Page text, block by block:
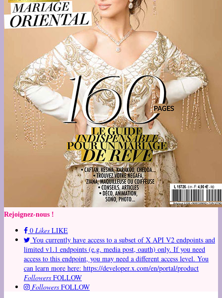
Rejoignez-nous !
0 Likes LIKE
You currently have access to a subset of X API V2 endpoints and
limited v1.1 endpoints (e.g. media post, oauth) only. If you need
access to this endpoint, you may need a different access level. You
can learn more here: https://developer.x.com/en/portal/product
Followers FOLLOW
Followers FOLLOW